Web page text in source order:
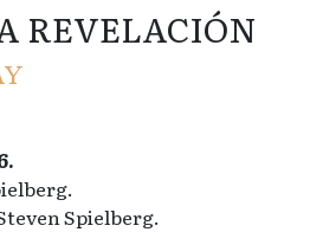
REVELACIÓN
Spielberg.